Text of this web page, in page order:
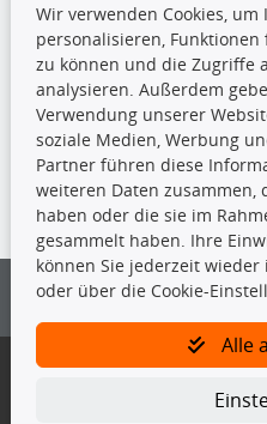
TecDoc Inside
Die hier angezeigten Daten
nicht kopiert werden.
Es ist zu unterlassen, die Daten oder
vorherige Zustimmung von TecDoc
und/oder diese Handlungen durch
Bitte prüfen Sie, ob das über
Gegebenenfalls sind ergänzende
Wir verwenden Cookies,
personalisieren,
zu können und die Zugriffe
analysieren. Außerdem
Verwendung unserer
soziale Medien, Werbung
Partner führen diese
weiteren Daten
haben oder die sie im
gesammelt haben. Ihre
können Sie jederzeit
oder über die Cookie-
Alle